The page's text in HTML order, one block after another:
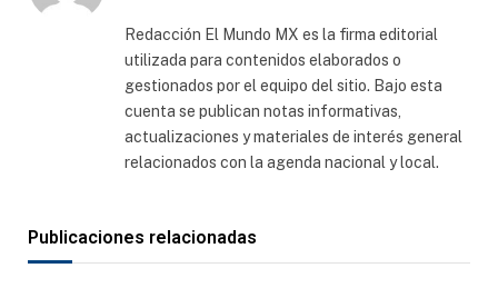
Redacción El Mundo MX es la firma editorial
utilizada para contenidos elaborados o
gestionados por el equipo del sitio. Bajo esta
cuenta se publican notas informativas,
actualizaciones y materiales de interés general
relacionados con la agenda nacional y local.
Publicaciones relacionadas